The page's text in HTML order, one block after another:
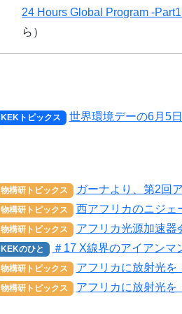
24 Hours Global Program -
ら）
KEKトピックス 世界環境デーの6月5
物構研トピックス
ガーナより、第2回
物構研トピックス
西アフリカのニジェ
物構研トピックス
アフリカ光源加速器
KEKのひと
＃17 X線界のアイアン
物構研トピックス
アフリカに放射光を
物構研トピックス アフリカに放射光を